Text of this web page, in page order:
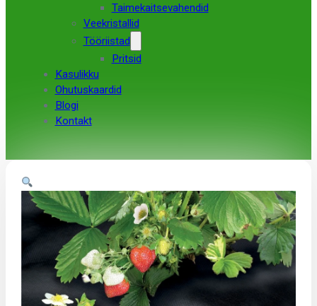
Taimekaitsevahendid
Veekristallid
Tööriistad
Pritsid
Kasulikku
Ohutuskaardid
Blogi
Kontakt